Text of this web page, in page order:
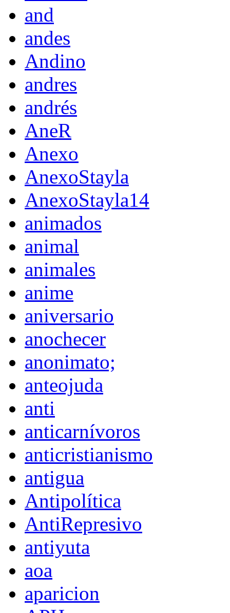
and
andes
Andino
andres
andrés
AneR
Anexo
AnexoStayla
AnexoStayla14
animados
animal
animales
anime
aniversario
anochecer
anonimato;
anteojuda
anti
anticarnívoros
anticristianismo
antigua
Antipolítica
AntiRepresivo
antiyuta
aoa
aparicion